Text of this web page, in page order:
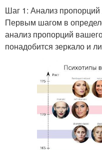
Шаг 1: Анализ
Первым шагом в
анализ пропорций
понадобится зеркало и